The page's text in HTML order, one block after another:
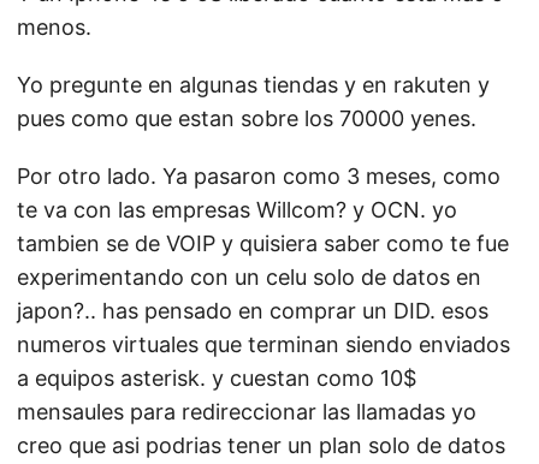
menos.
Yo pregunte en algunas tiendas y en rakuten y
pues como que estan sobre los 70000 yenes.
Por otro lado. Ya pasaron como 3 meses, como
te va con las empresas Willcom? y OCN. yo
tambien se de VOIP y quisiera saber como te fue
experimentando con un celu solo de datos en
japon?.. has pensado en comprar un DID. esos
numeros virtuales que terminan siendo enviados
a equipos asterisk. y cuestan como 10$
mensaules para redireccionar las llamadas yo
creo que asi podrias tener un plan solo de datos